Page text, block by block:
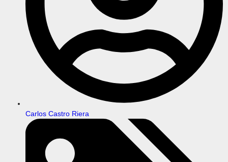
Carlos Castro Riera